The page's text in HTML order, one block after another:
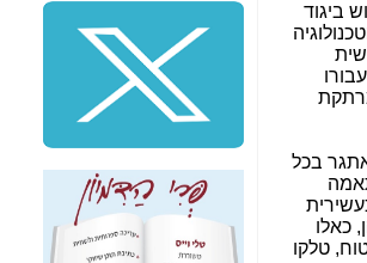
ביגוד
בכל
כאלו
טלקו
שלמה פילבר (עד
לאחרונה מנכ"ל משרד
התקשורת) - עד
מדינה? הצחקתם
"יש אפליה בחקירה"?
חשיפה: למה השר
משה כחלון לא נחקר
עד היום? -
כאן